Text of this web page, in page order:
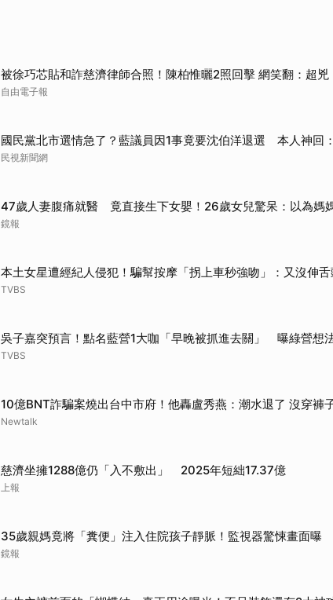
被徐巧芯貼和詐慈濟律師合照！陳柏惟曬2照回擊 網笑翻：超兇
自由電子報
國民黨北市選情急了？藍議員因1事竟要沈伯洋退選 本人神回
民視新聞網
47歲人妻腹痛就醫 竟直接生下女嬰！26歲女兒驚呆：以為媽
鏡報
本土女星遭經紀人侵犯！騙幫按摩「拐上車秒強吻」：又沒伸
TVBS
吳子嘉突預言！點名藍營1大咖「早晚被抓進去關」 曝綠營想
TVBS
10億BNT詐騙案燒出台中市府！他轟盧秀燕：潮水退了 沒穿褲
Newtalk
慈濟坐擁1288億仍「入不敷出」 2025年短絀17.37億
上報
35歲親媽竟將「糞便」注入住院孩子靜脈！監視器驚悚畫面曝
鏡報